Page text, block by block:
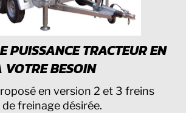
PUISSANCE TRACTEUR EN
VOTRE BESOIN
en version 2 et 3 freins
freinage désirée.